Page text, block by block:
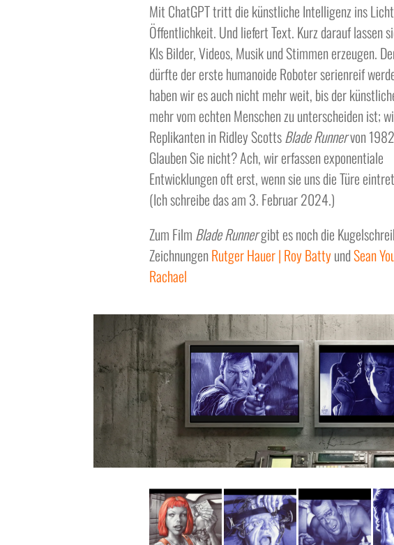
Mit ChatGPT tritt die künstliche Intelligenz ins
Öffentlichkeit. Und liefert Text. Kurz darauf lassen
KIs Bilder, Videos, Musik und Stimmen erzeugen.
dürfte der erste humanoide Roboter serienreif
haben wir es auch nicht mehr weit, bis der
mehr vom echten Menschen zu unterscheiden ist;
Replikanten in Ridley ScottsBlade Runnervon
Glauben Sie nicht? Ach, wir erfassen exponentiale
Entwicklungen oft erst, wenn sie uns die Türe
(Ich schreibe das am 3. Februar 2024.)
Zum Film Blade Runnergibt es noch die
Zeichnungen Rutger Hauer | Roy BattyundSean
Rachael